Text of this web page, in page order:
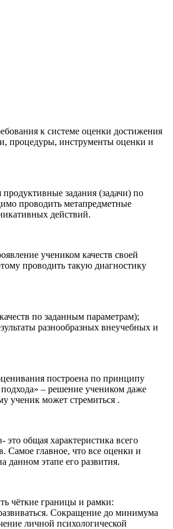
к системе оценки достижения
процедуры, инструменты оценки и
задания (задачи) по
проводить метапредметные
действий.
учеником качеств своей
проводить такую диагностику
по заданным параметрам);
разнообразных внеучебных и
построена по принципу
– решение учеником даже
ученик может стремиться .
общая характеристика всего
Самое главное, что все оценки и
этапе его развития.
чёткие границы и рамки:
Сокращение до минимума
личной психологической